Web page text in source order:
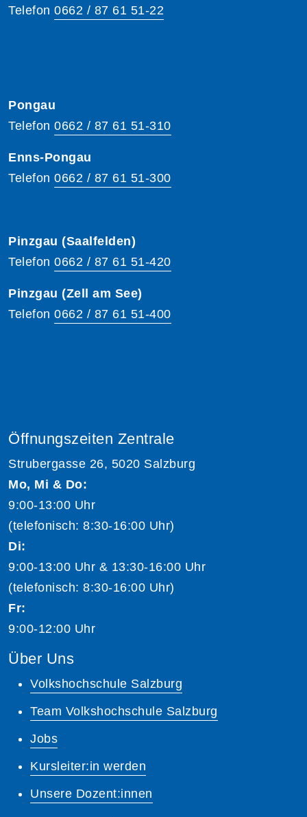
Telefon 0662 / 87 61 51-22
Pongau
Telefon 0662 / 87 61 51-310
Enns-Pongau
Telefon 0662 / 87 61 51-300
Pinzgau (Saalfelden)
Telefon 0662 / 87 61 51-420
Pinzgau (Zell am See)
Telefon 0662 / 87 61 51-400
Öffnungszeiten Zentrale
Strubergasse 26, 5020 Salzburg
Mo, Mi & Do:
9:00-13:00 Uhr
(telefonisch: 8:30-16:00 Uhr)
Di:
9:00-13:00 Uhr & 13:30-16:00 Uhr
(telefonisch: 8:30-16:00 Uhr)
Fr:
9:00-12:00 Uhr
Über Uns
Volkshochschule Salzburg
Team Volkshochschule Salzburg
Jobs
Kursleiter:in werden
Unsere Dozent:innen